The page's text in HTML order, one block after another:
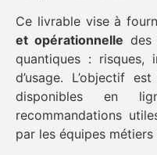
Ce livrable vise à
et opérationnelle des
quantiques : risques,
d’usage. L’objectif
disponibles en
recommandations
par les équipes